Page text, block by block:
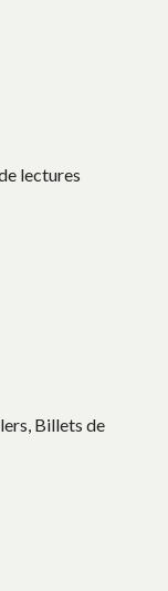
lectures
Billets de